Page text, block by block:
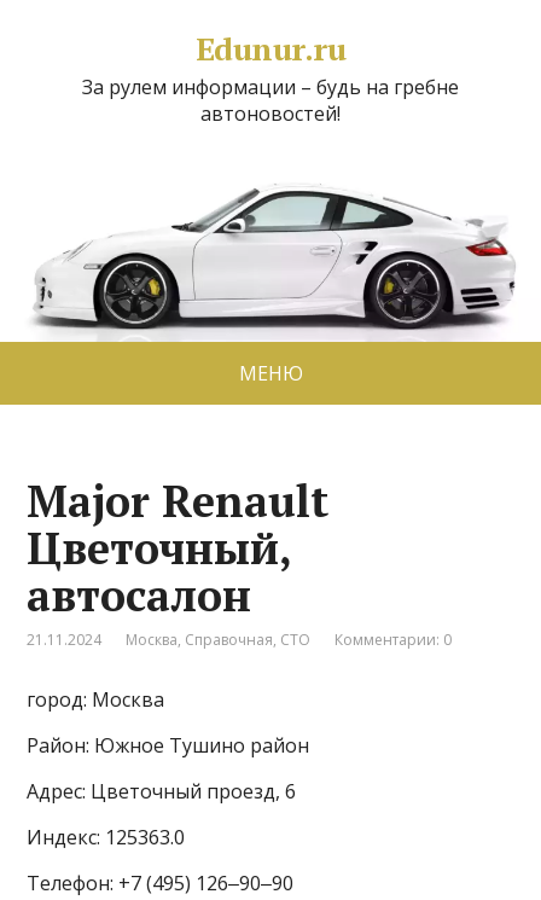
Edunur.ru
За рулем информации – будь на гребне
автоновостей!
МЕНЮ
Major Renault
Цветочный,
автосалон
21.11.2024 Москва, Справочная, СТО Комментарии: 0
город: Москва
Район: Южное Тушино район
Адрес: Цветочный проезд, 6
Индекс: 125363.0
Телефон: +7 (495) 126‒90‒90